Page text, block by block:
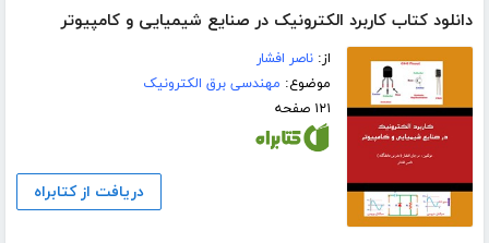
دانلود کتاب کاربرد الکترونیک در صنایع شیمیایی و کامپیوتر
از:ناصر افشار
موضوع: مهندسی برق الکترونیک
۱۲۱ صفحه
دریافت از کتابراه